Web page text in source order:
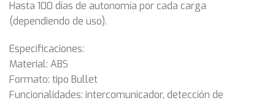
Hasta 100 días de autonomía por cada carga
(dependiendo de uso).
Especificaciones:
Material: ABS
Formato: tipo Bullet
Funcionalidades: intercomunicador, detección de